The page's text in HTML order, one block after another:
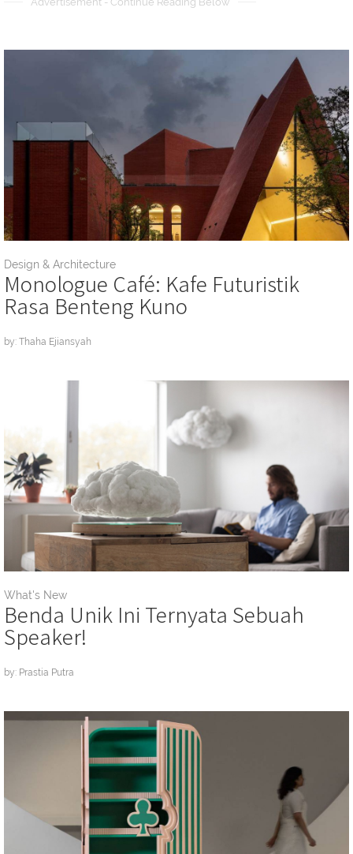
Design & Architecture
Monologue Café: Kafe Futuristik
Rasa Benteng Kuno
by: Thaha Ejiansyah
What's New
Benda Unik Ini Ternyata Sebuah
Speaker!
by: Prastia Putra